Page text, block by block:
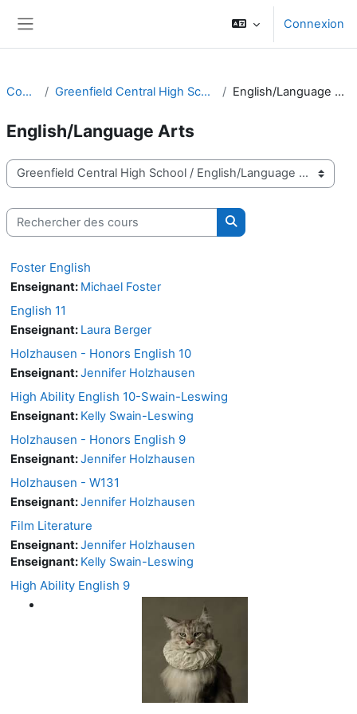
Connexion
Cours Greenfield Central High School English/Language Arts
English/Language Arts
Catégories de cours
Rechercher des cours
Rechercher des cours
Foster English
Enseignant: Michael Foster
English 11
Enseignant: Laura Berger
Holzhausen - Honors English 10
Enseignant:Jennifer Holzhausen
High Ability English 10-Swain-Leswing
Enseignant: Kelly Swain-Leswing
Holzhausen - Honors English 9
Enseignant:Jennifer Holzhausen
Holzhausen - W131
Enseignant:Jennifer Holzhausen
Film Literature
Enseignant:Jennifer Holzhausen
Enseignant: Kelly Swain-Leswing
High Ability English 9